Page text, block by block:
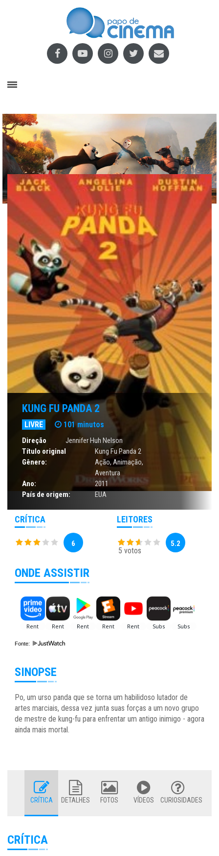
KUNG FU PANDA 2
LIVRE 101 minutos
Direção
Jennifer Huh Nelson
Título original
Kung Fu Panda 2
Gênero:
Ação, Animação,
Aventura
Ano:
2011
País de origem:
EUA
CRÍTICA
6
LEITORES
5 votos
5.2
ONDE ASSISTIR
Fonte:
SINOPSE
Po, um urso panda que se torna um habilidoso lutador de
artes marciais, dessa vez junta suas forças a um novo grupo
de mestre de kung-fu para enfrentar um antigo inimigo - agora
ainda mais mortal.
CRÍTICA DETALHES FOTOS VÍDEOS CURIOSIDADES
CRÍTICA